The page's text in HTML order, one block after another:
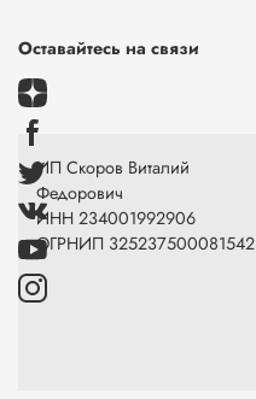
Оставайтесь на связи
ИП Скоров Виталий
Федорович
ИНН 234001992906
ОГРНИП 325237500081542